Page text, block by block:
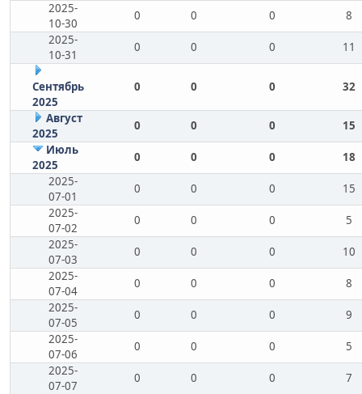
2025-
10-30
0 0 0
8
2025-
10-31
0 0 0 11
Сентябрь
2025
0 0 0 32
Август
2025
0 0 0
15
Июль
2025
0 0 0
18
2025-
07-01
0 0 0
15
2025-
07-02
0 0 0
5
2025-
07-03
0 0 0
10
2025-
07-04
0 0 0
8
2025-
07-05
0 0 0
9
2025-
07-06
0 0 0
5
2025-
07-07
0 0 0
7